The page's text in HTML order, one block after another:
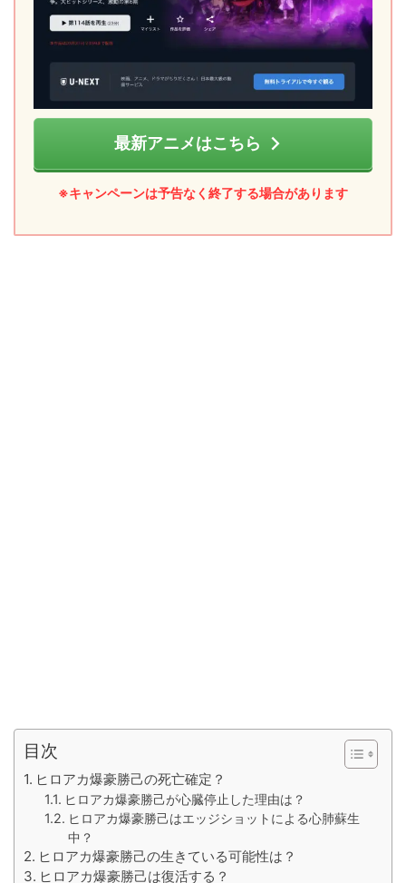
最新アニメはこちら
※キャンペーンは予告なく終了する場合があります
目次
ヒロアカ爆豪勝己の死亡確定？
ヒロアカ爆豪勝己が心臓停止した理由は？
ヒロアカ爆豪勝己はエッジショットによる心肺蘇生
中？
ヒロアカ爆豪勝己の生きている可能性は？
ヒロアカ爆豪勝己は復活する？